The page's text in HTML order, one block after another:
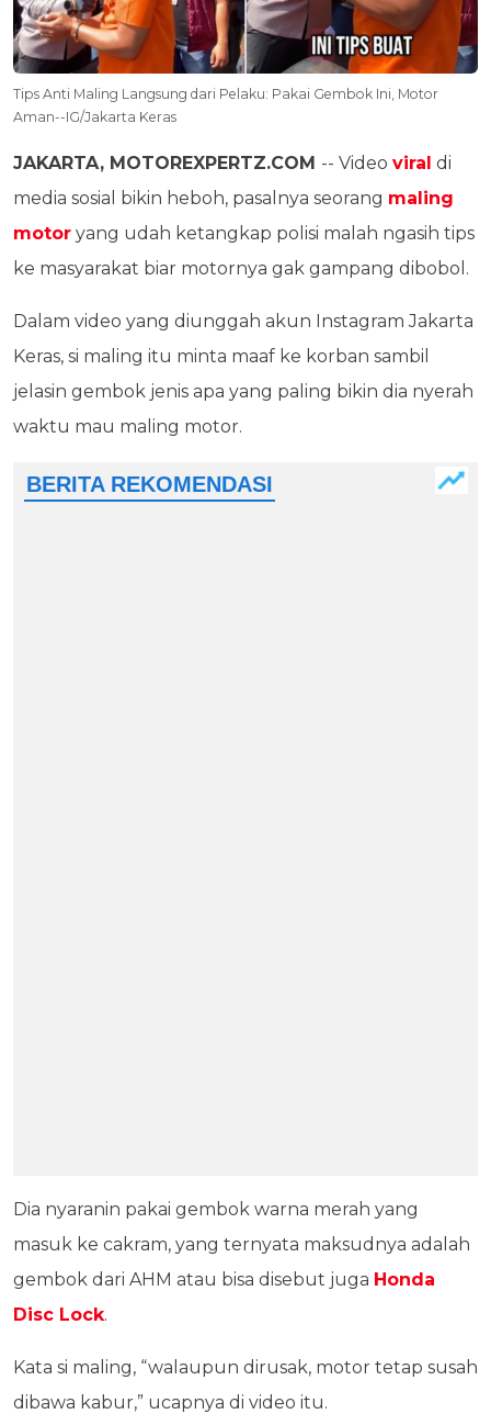
Tips Anti Maling Langsung dari Pelaku: Pakai Gembok Ini, Motor
Aman--IG/Jakarta Keras
JAKARTA, MOTOREXPERTZ.COM -- Video viral di
media sosial bikin heboh, pasalnya seorang maling
motor yang udah ketangkap polisi malah ngasih tips
ke masyarakat biar motornya gak gampang dibobol.
Dalam video yang diunggah akun Instagram Jakarta
Keras, si maling itu minta maaf ke korban sambil
jelasin gembok jenis apa yang paling bikin dia nyerah
waktu mau maling motor.
Dia nyaranin pakai gembok warna merah yang
masuk ke cakram, yang ternyata maksudnya adalah
gembok dari AHM atau bisa disebut juga Honda
Disc Lock.
Kata si maling, “walaupun dirusak, motor tetap susah
dibawa kabur,” ucapnya di video itu.